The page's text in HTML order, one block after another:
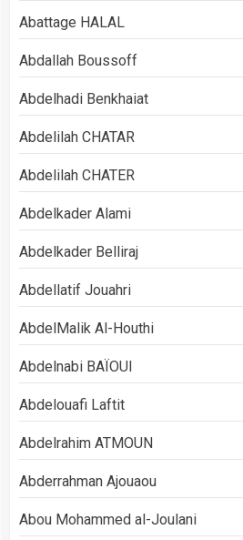
Abattage HALAL
Abdallah Boussoff
Abdelhadi Benkhaiat
Abdelilah CHATAR
Abdelilah CHATER
Abdelkader Alami
Abdelkader Belliraj
Abdellatif Jouahri
AbdelMalik Al-Houthi
Abdelnabi BAÏOUI
Abdelouafi Laftit
Abdelrahim ATMOUN
Abderrahman Ajouaou
Abou Mohammed al-Joulani